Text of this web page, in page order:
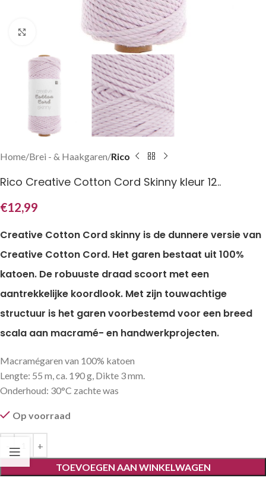
Klik om te vergroten
Home Brei - & Haakgaren Rico
Rico Creative Cotton Cord Skinny kleur 12..
€12,99
Creative Cotton Cord skinny is de dunnere versie van
Creative Cotton Cord. Het garen bestaat uit 100%
katoen. De robuuste draad scoort met een
aantrekkelijke koordlook. Met zijn touwachtige
structuur is het garen voorbestemd voor een breed
scala aan macramé- en handwerkprojecten.
Macramégaren van 100% katoen
Lengte: 55 m, ca. 190 g, Dikte 3 mm.
Onderhoud: 30°C zachte was
Op voorraad
TOEVOEGEN AAN WINKELWAGEN